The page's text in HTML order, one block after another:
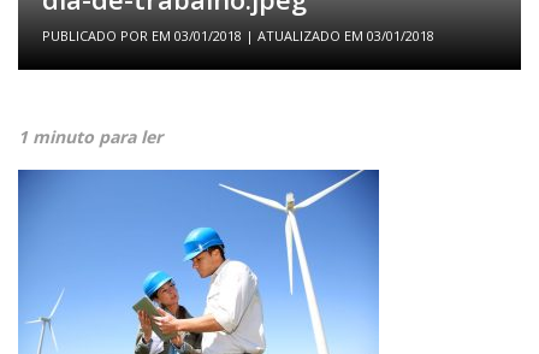
PUBLICADO POR EM 03/01/2018 | ATUALIZADO EM 03/01/2018
1 minuto para ler